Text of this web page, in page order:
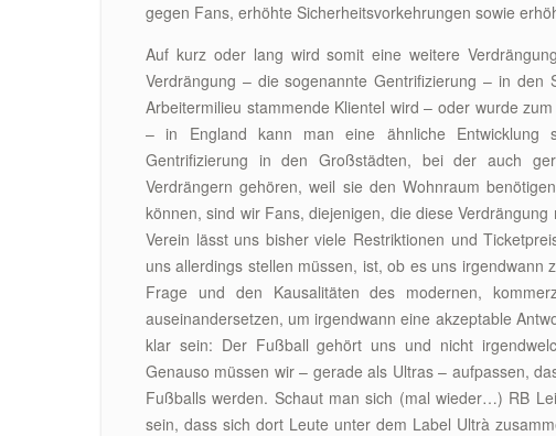
gegen Fans, erhöhte Sicherheitsvorkehrungen sowie
Auf kurz oder lang wird somit eine weitere
Verdrängung – die sogenannte Gentrifizierung – in
Arbeitermilieu stammende Klientel wird – oder wurde
– in England kann man eine ähnliche
Gentrifizierung in den Großstädten, bei der auch
Verdrängern gehören, weil sie den Wohnraum
können, sind wir Fans, diejenigen, die diese
Verein lässt uns bisher viele Restriktionen und
uns allerdings stellen müssen, ist, ob es uns
Frage und den Kausalitäten des modernen,
auseinandersetzen, um irgendwann eine akzeptable
klar sein: Der Fußball gehört uns und nicht
Genauso müssen wir – gerade als Ultras – aufpassen,
Fußballs werden. Schaut man sich (mal wieder…) RB
sein, dass sich dort Leute unter dem Label Ultrà